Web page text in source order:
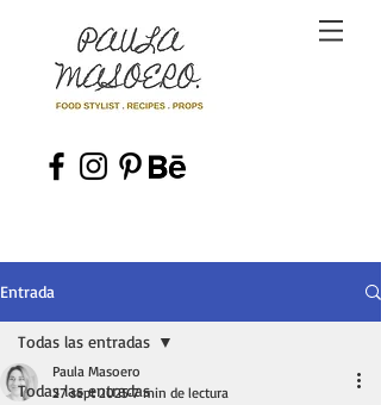
Entrada
Todas las entradas
Todas las entradas
Paula Masoero
27 sept 2025 7 min de lectura